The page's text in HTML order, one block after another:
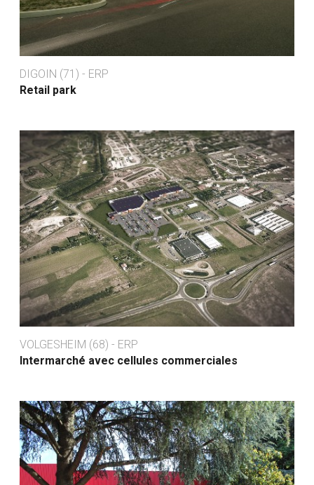
DIGOIN (71) - ERP
Retail park
VOLGESHEIM (68) - ERP
Intermarché avec cellules commerciales